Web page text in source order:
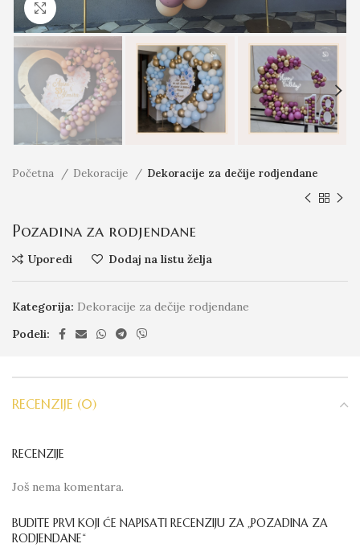
Početna Dekoracije Dekoracije za dečije rodjendane
Pozadina za rodjendane
Uporedi Dodaj na listu želja
Kategorija: Dekoracije za dečije rodjendane
Podeli:
RECENZIJE (0)
RECENZIJE
Još nema komentara.
BUDITE PRVI KOJI ĆE NAPISATI RECENZIJU ZA „POZADINA ZA
RODJENDANE“